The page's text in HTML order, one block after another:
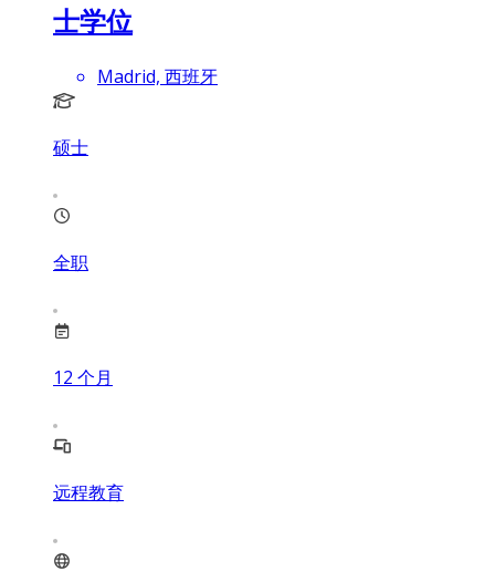
士学位
Madrid, 西班牙
硕士
全职
12 个月
远程教育